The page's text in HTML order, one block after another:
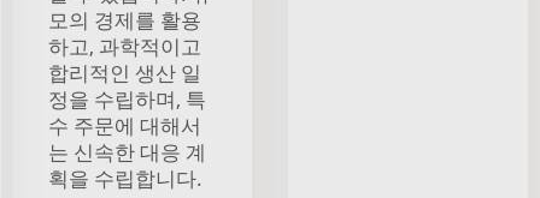
모의 경제를 활용
하고, 과학적이고
합리적인 생산 일
정을 수립하며, 특
수 주문에 대해서
는 신속한 대응 계
획을 수립합니다.